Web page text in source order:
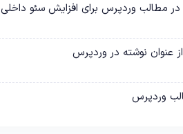
مطالب وردپرس برای افزایش سئو داخلی
وردپرس